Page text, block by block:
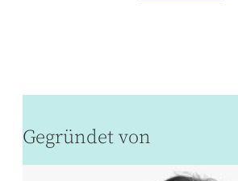
Gegründet von